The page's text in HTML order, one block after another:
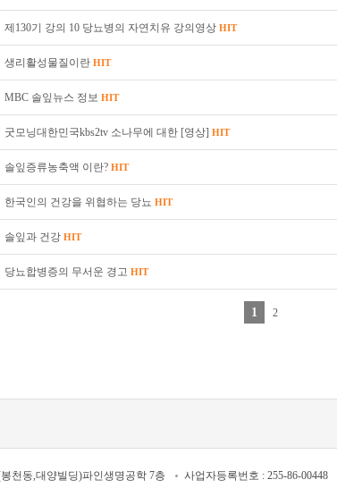
제130기 강의 10 당뇨병의 자연치유 강의영상 HIT
생리활성물질이란 HIT
MBC 솔잎뉴스 정보 HIT
굿모닝대한민국kbs2tv 소나무에 대한 [영상] HIT
솔잎증류농축액 이란? HIT
한국인의 건강을 위협하는 당뇨 HIT
솔잎과 건강 HIT
당뇨합병증의 무서운 경고 HIT
1 2
천동,대양빌딩)파인생명공학 7층 사업자등록번호 : 255-86-00448